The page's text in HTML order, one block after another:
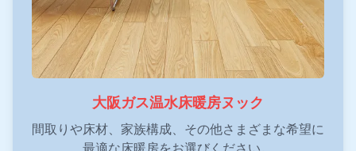
大阪ガス温水床暖房ヌック
間取りや床材、家族構成、その他さまざまな希望に
最適な床暖房をお選びください。